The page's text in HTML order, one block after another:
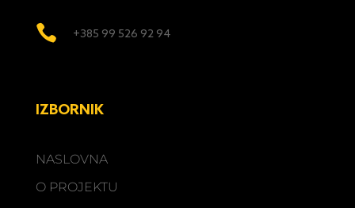
 +385 99 526 92 94
IZBORNIK
NASLOVNA
O PROJEKTU